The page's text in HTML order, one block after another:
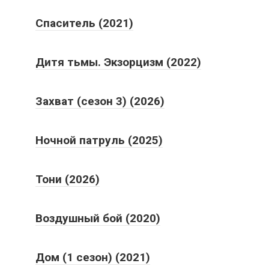
Спаситель (2021)
Дитя тьмы. Экзорцизм (2022)
Захват (сезон 3) (2026)
Ночной патруль (2025)
Тони (2026)
Воздушный бой (2020)
Дом (1 сезон) (2021)